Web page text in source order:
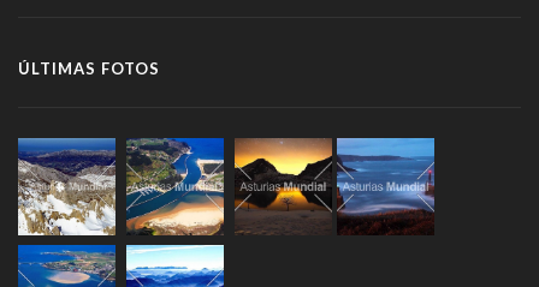
ÚLTIMAS FOTOS